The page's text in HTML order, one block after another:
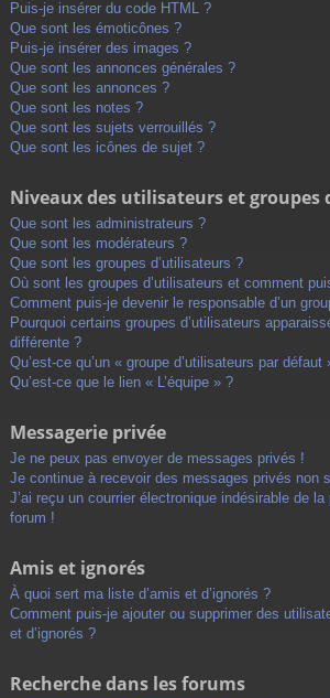
Puis-je insérer du code HTML ?
Que sont les émoticônes ?
Puis-je insérer des images ?
Que sont les annonces générales ?
Que sont les annonces ?
Que sont les notes ?
Que sont les sujets verrouillés ?
Que sont les icônes de sujet ?
Niveaux des utilisateurs et groupes
Que sont les administrateurs ?
Que sont les modérateurs ?
Que sont les groupes d’utilisateurs ?
Où sont les groupes d’utilisateurs et comment
Comment puis-je devenir le responsable d’un
Pourquoi certains groupes d’utilisateurs
différente ?
Qu’est-ce qu’un « groupe d’utilisateurs par défaut
Qu’est-ce que le lien « L’équipe » ?
Messagerie privée
Je ne peux pas envoyer de messages privés !
Je continue à recevoir des messages privés non
J’ai reçu un courrier électronique indésirable de la
forum !
Amis et ignorés
À quoi sert ma liste d’amis et d’ignorés ?
Comment puis-je ajouter ou supprimer des
et d’ignorés ?
Recherche dans les forums